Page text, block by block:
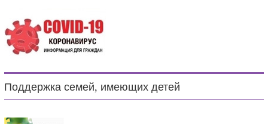
Поддержка семей, имеющих детей